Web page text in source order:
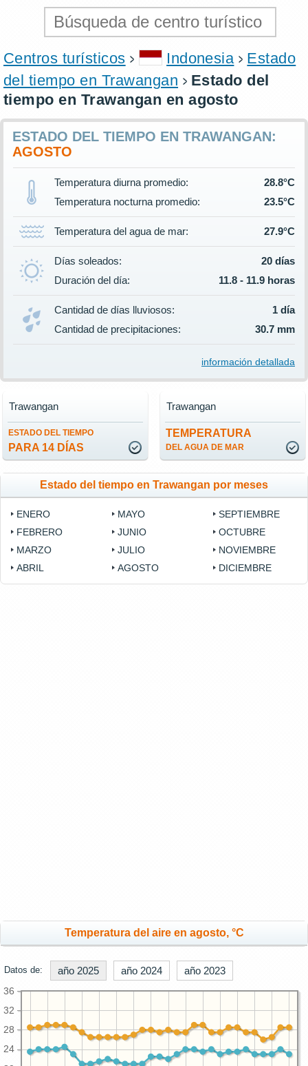
Centros turísticos Indonesia
Estado
del tiempo en Trawangan
Estado del
tiempo en Trawangan en agosto
ESTADO DEL TIEMPO EN TRAWANGAN:
AGOSTO
Temperatura diurna promedio:
28.8°C
Temperatura nocturna promedio:
23.5°C
Temperatura del agua de mar: 27.9°C
Días soleados:
20 días
Duración del día:
11.8 - 11.9 horas
Cantidad de días lluviosos:
1 día
Cantidad de precipitaciones:
30.7 mm
información detallada
ESTADO DEL TIEMPO
PARA 14 DÍAS
Trawangan
TEMPERATURA
DEL AGUA DE MAR
Trawangan
Estado del tiempo en Trawangan por meses
ENERO
FEBRERO
MARZO
ABRIL
MAYO
JUNIO
JULIO
AGOSTO
SEPTIEMBRE
OCTUBRE
NOVIEMBRE
DICIEMBRE
Temperatura del aire en agosto, °C
Datos de: año 2025 año 2024 año 2023
24
28
32
36